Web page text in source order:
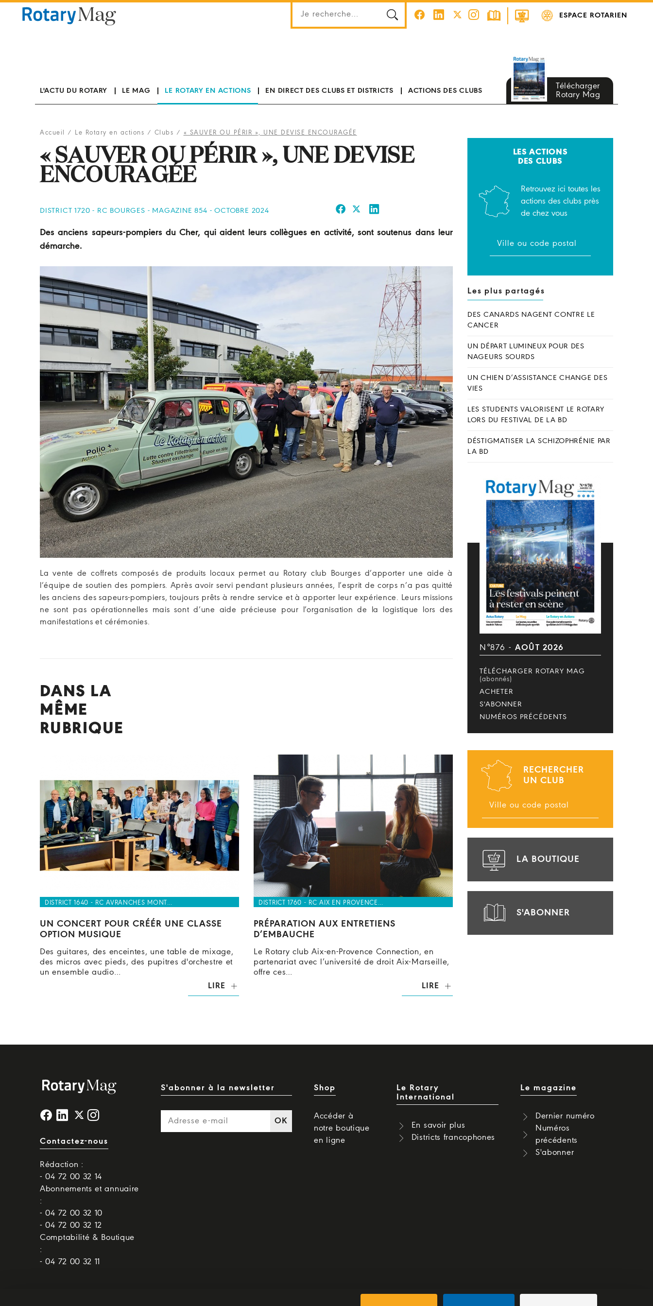
ESPACE ROTARIEN
L'ACTU DU ROTARY LE MAG LE ROTARY EN ACTIONS EN DIRECT DES CLUBS ET DISTRICTS ACTIONS DES CLUBS
Télécharger
Rotary Mag
Accueil / Le Rotary en actions / Clubs / « SAUVER OU PÉRIR », UNE DEVISE ENCOURAGÉE
« SAUVER OU PÉRIR », UNE DEVISE
ENCOURAGÉE
DISTRICT 1720 - RC BOURGES - MAGAZINE 854 - OCTOBRE 2024
Des anciens sapeurs-pompiers du Cher, qui aident leurs collègues en activité, sont soutenus dans leur
démarche.
La vente de coffrets composés de produits locaux permet au Rotary club Bourges d’apporter une aide à
l’équipe de soutien des pompiers. Après avoir servi pendant plusieurs années, l’esprit de corps n’a pas quitté
les anciens des sapeurs-pompiers, toujours prêts à rendre service et à apporter leur expérience. Leurs missions
ne sont pas opérationnelles mais sont d’une aide précieuse pour l’organisation de la logistique lors des
manifestations et cérémonies.
DANS LA
MÊME
RUBRIQUE
DISTRICT 1640 - RC AVRANCHES MONT…
UN CONCERT POUR CRÉÉR UNE CLASSE
OPTION MUSIQUE
Des guitares, des enceintes, une table de mixage,
des micros avec pieds, des pupitres d'orchestre et
un ensemble audio…
LIRE
DISTRICT 1760 - RC AIX EN PROVENCE…
PRÉPARATION AUX ENTRETIENS
D’EMBAUCHE
Le Rotary club Aix-en-Provence Connection, en
partenariat avec l’université de droit Aix-Marseille,
offre ces…
LIRE
LES ACTIONS
DES CLUBS
Retrouvez ici toutes les
actions des clubs près
de chez vous
Les plus partagés
DES CANARDS NAGENT CONTRE LE
CANCER
UN DÉPART LUMINEUX POUR DES
NAGEURS SOURDS
UN CHIEN D’ASSISTANCE CHANGE DES
VIES
LES STUDENTS VALORISENT LE ROTARY
LORS DU FESTIVAL DE LA BD
DÉSTIGMATISER LA SCHIZOPHRÉNIE PAR
LA BD
N°876 - AOÛT 2026
TÉLÉCHARGER ROTARY MAG
(abonnés)
ACHETER
S'ABONNER
NUMÉROS PRÉCÉDENTS
RECHERCHER
UN CLUB
LA BOUTIQUE
S'ABONNER
Contactez-nous
Rédaction :
- 04 72 00 32 14
Abonnements et annuaire
:
- 04 72 00 32 10
- 04 72 00 32 12
Comptabilité & Boutique
:
- 04 72 00 32 11
S'abonner à la newsletter
OK
Shop
Accéder à
notre boutique
en ligne
Le Rotary
International
En savoir plus
Districts francophones
Le magazine
Dernier numéro
Numéros
précédents
S'abonner
Panneau de gestion des cookies